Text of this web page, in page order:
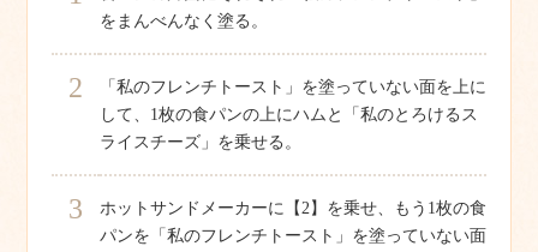
をまんべんなく塗る。
2
「私のフレンチトースト」を塗っていない面を上に
して、1枚の食パンの上にハムと「私のとろけるス
ライスチーズ」を乗せる。
3
ホットサンドメーカーに【2】を乗せ、もう1枚の食
パンを「私のフレンチトースト」を塗っていない面